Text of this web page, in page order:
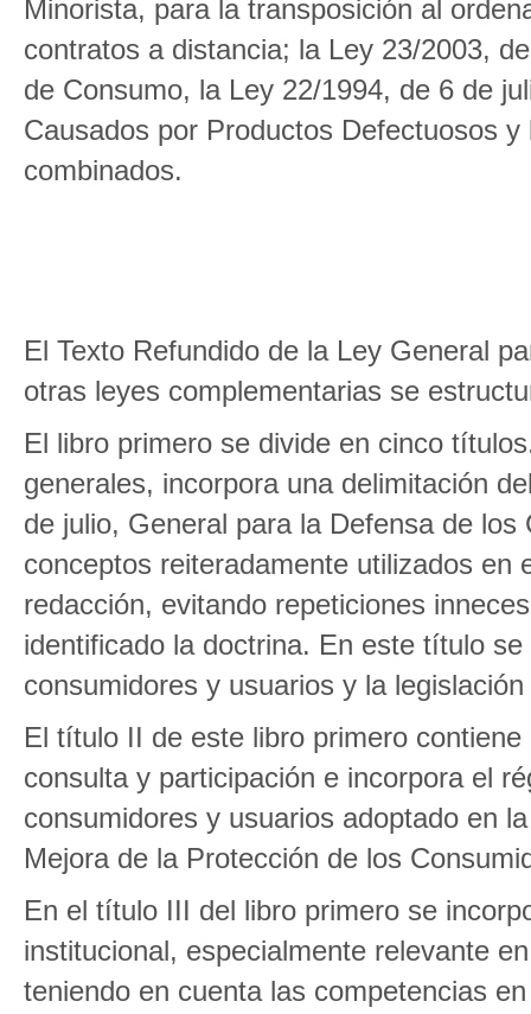
Minorista, para la transposición al
contratos a distancia; la Ley 23/2003,
de Consumo, la Ley 22/1994, de 6 de
Causados por Productos Defectuosos
combinados.
El Texto Refundido de la Ley General
otras leyes complementarias se
El libro primero se divide en cinco
generales, incorpora una delimitación
de julio, General para la Defensa de
conceptos reiteradamente utilizados en
redacción, evitando repeticiones
identificado la doctrina. En este título
consumidores y usuarios y la
El título II de este libro primero
consulta y participación e incorpora el
consumidores y usuarios adoptado en
Mejora de la Protección de los
En el título III del libro primero se
institucional, especialmente relevante
teniendo en cuenta las competencias